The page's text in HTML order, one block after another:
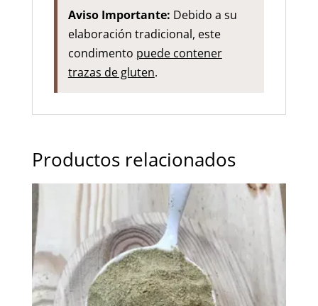
Aviso Importante: Debido a su
elaboración tradicional, este
condimento puede contener
trazas de gluten.
Productos relacionados